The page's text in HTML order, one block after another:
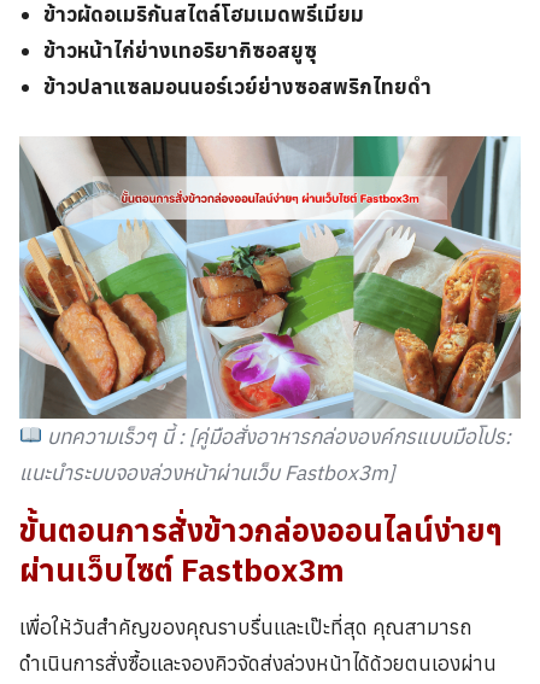
ข้าวผัดอเมริกันสไตล์โฮมเมดพรีเมียม
ข้าวหน้าไก่ย่างเทอริยากิซอสยูซุ
ข้าวปลาแซลมอนนอร์เวย์ย่างซอสพริกไทยดำ
บทความเร็วๆ นี้ : [คู่มือสั่งอาหารกล่ององค์กรแบบมือโปร:
แนะนำระบบจองล่วงหน้าผ่านเว็บ Fastbox3m]
ขั้นตอนการสั่งข้าวกล่องออนไลน์ง่ายๆ
ผ่านเว็บไซต์ Fastbox3m
เพื่อให้วันสำคัญของคุณราบรื่นและเป๊ะที่สุด คุณสามารถ
ดำเนินการสั่งซื้อและจองคิวจัดส่งล่วงหน้าได้ด้วยตนเองผ่าน